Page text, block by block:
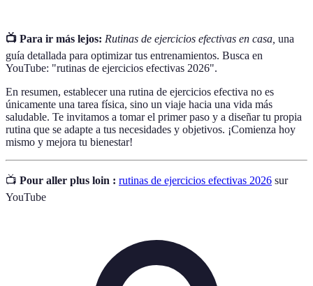
📺 Para ir más lejos: Rutinas de ejercicios efectivas en casa, una
guía detallada para optimizar tus entrenamientos. Busca en
YouTube: "rutinas de ejercicios efectivas 2026".
En resumen, establecer una rutina de ejercicios efectiva no es
únicamente una tarea física, sino un viaje hacia una vida más
saludable. Te invitamos a tomar el primer paso y a diseñar tu propia
rutina que se adapte a tus necesidades y objetivos. ¡Comienza hoy
mismo y mejora tu bienestar!
📺 Pour aller plus loin : rutinas de ejercicios efectivas 2026 sur
YouTube